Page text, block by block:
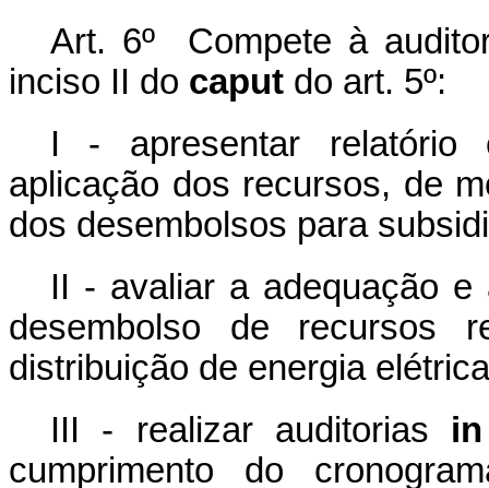
Art. 6º Compete à
inciso II do caput do art. 5º:
I - apresentar relatório
aplicação dos recursos, de
dos desembolsos para
II - avaliar a adequação e
desembolso de recursos
distribuição de energia
III - realizar auditorias
cumprimento do